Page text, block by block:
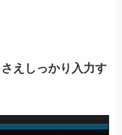
えしっかり入力す